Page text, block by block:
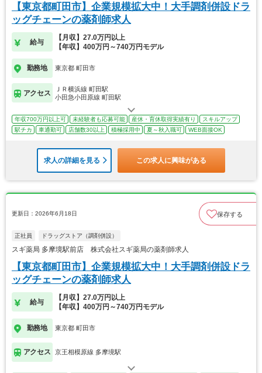
【東京都町田市】企業規模拡大中！大手調剤併設ドラ
ッグチェーンの薬剤師求人
給与
【月収】27.0万円以上
【年収】400万円～740万円モデル
勤務地 東京都 町田市
アクセス
ＪＲ横浜線 町田駅
小田急小田原線 町田駅
年収700万円以上可 未経験者も応募可能 産休・育休取得実績有り
スキルアップ
駅チカ
車通勤可 店舗数30以上 積極採用中 夏～秋入職可 WEB面接OK
求人の詳細を見る この求人に興味がある
更新日：2026年6月18日 保存する
正社員 ドラッグストア（調剤併設）
スギ薬局 多摩境駅前店 株式会社スギ薬局の薬剤師求人
【東京都町田市】企業規模拡大中！大手調剤併設ドラ
ッグチェーンの薬剤師求人
給与
【月収】27.0万円以上
【年収】400万円～740万円モデル
勤務地 東京都 町田市
アクセス 京王相模原線 多摩境駅